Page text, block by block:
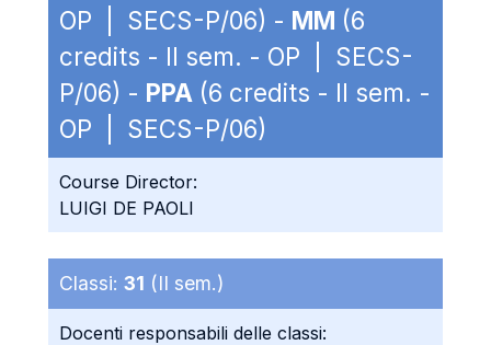
OP | SECS-P/06) - MM (6
credits - II sem. - OP | SECS-
P/06) - PPA (6 credits - II sem. -
OP | SECS-P/06)
Course Director:
LUIGI DE PAOLI
Classi: 31 (II sem.)
Docenti responsabili delle classi: